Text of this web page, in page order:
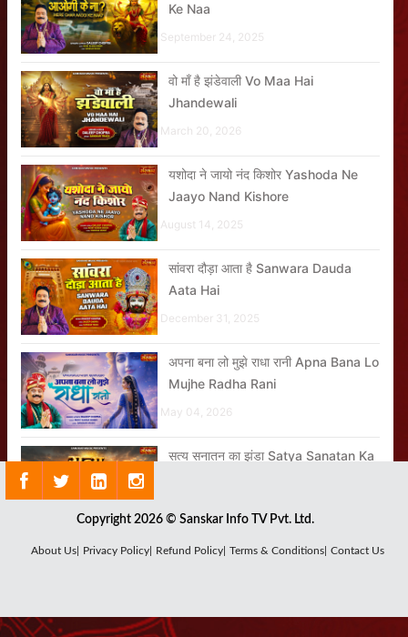
Ke Naa
September 24, 2025
वो माँ है झंडेवाली Vo Maa Hai
Jhandewali
March 20, 2026
यशोदा ने जायो नंद किशोर Yashoda Ne
Jaayo Nand Kishore
August 14, 2025
सांवरा दौड़ा आता है Sanwara Dauda
Aata Hai
December 31, 2025
अपना बना लो मुझे राधा रानी Apna Bana Lo
Mujhe Radha Rani
May 04, 2026
सत्य सनातन का झंडा Satya Sanatan Ka
जय हो कुंभ स्नान की Jai Ho Kumbh
Copyright 2026 © Sanskar Info TV Pvt. Ltd.
About Us| Privacy Policy| Refund Policy| Terms & Conditions| Contact Us